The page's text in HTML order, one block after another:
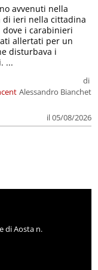
di
Alessandro Bianchet
il 05/08/2026
avvenuti nella
di ieri nella cittadina
dove i carabinieri
allertati per un
disturbava i
...
di Aosta n.